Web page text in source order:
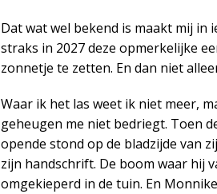
Dat wat wel bekend is maakt mij in
straks in 2027 deze opmerkelijke
zonnetje te zetten. En dan niet
Waar ik het las weet ik niet meer,
geheugen me niet bedriegt. Toen
opende stond op de bladzijde van
zijn handschrift. De boom waar hij
omgekieperd in de tuin. En